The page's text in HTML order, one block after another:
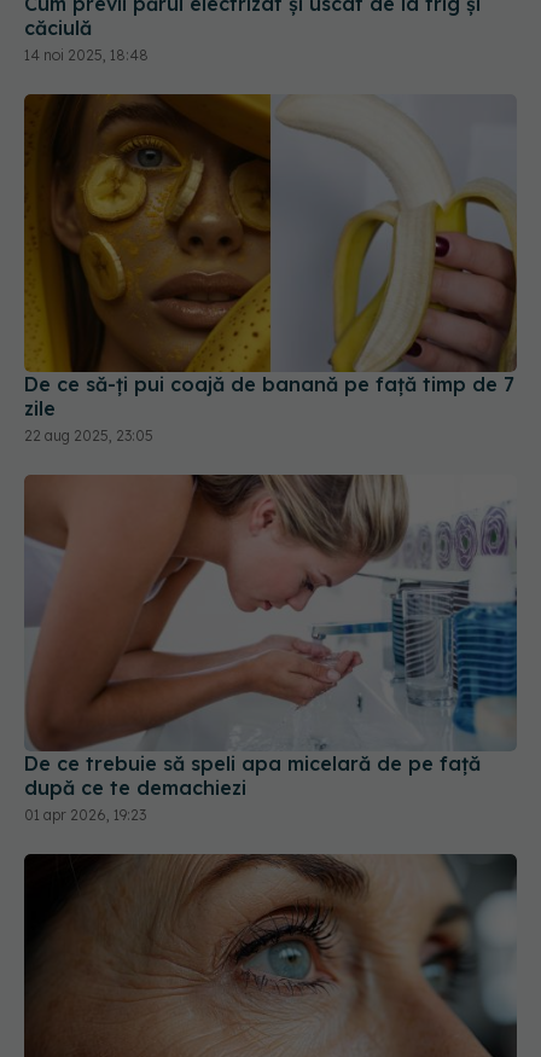
14 noi 2025, 18:48
De ce să-ți pui coajă de banană pe față timp de 7
zile
22 aug 2025, 23:05
De ce trebuie să speli apa micelară de pe față
după ce te demachiezi
01 apr 2026, 19:23